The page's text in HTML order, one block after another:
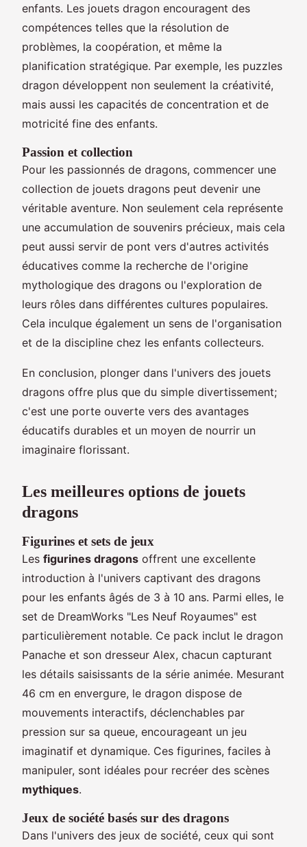
enfants. Les jouets dragon encouragent des
compétences telles que la résolution de
problèmes, la coopération, et même la
planification stratégique. Par exemple, les puzzles
dragon développent non seulement la créativité,
mais aussi les capacités de concentration et de
motricité fine des enfants.
Passion et collection
Pour les passionnés de dragons, commencer une
collection de jouets dragons peut devenir une
véritable aventure. Non seulement cela représente
une accumulation de souvenirs précieux, mais cela
peut aussi servir de pont vers d'autres activités
éducatives comme la recherche de l'origine
mythologique des dragons ou l'exploration de
leurs rôles dans différentes cultures populaires.
Cela inculque également un sens de l'organisation
et de la discipline chez les enfants collecteurs.
En conclusion, plonger dans l'univers des jouets
dragons offre plus que du simple divertissement;
c'est une porte ouverte vers des avantages
éducatifs durables et un moyen de nourrir un
imaginaire florissant.
Les meilleures options de jouets
dragons
Figurines et sets de jeux
Les figurines dragons offrent une excellente
introduction à l'univers captivant des dragons
pour les enfants âgés de 3 à 10 ans. Parmi elles, le
set de DreamWorks "Les Neuf Royaumes" est
particulièrement notable. Ce pack inclut le dragon
Panache et son dresseur Alex, chacun capturant
les détails saisissants de la série animée. Mesurant
46 cm en envergure, le dragon dispose de
mouvements interactifs, déclenchables par
pression sur sa queue, encourageant un jeu
imaginatif et dynamique. Ces figurines, faciles à
manipuler, sont idéales pour recréer des scènes
mythiques.
Jeux de société basés sur des dragons
Dans l'univers des jeux de société, ceux qui sont